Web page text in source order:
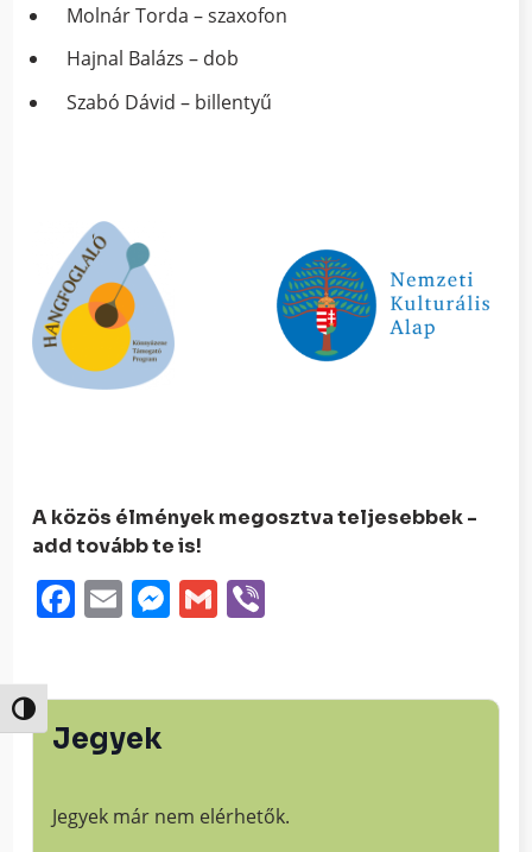
Nagy kontraszt váltása
Molnár Torda – szaxofon
Hajnal Balázs – dob
Szabó Dávid – billentyű
A közös élmények megosztva teljesebbek -
add tovább te is!
Facebook
EmailMessenger
Gmail
Jegyek
Jegyek már nem elérhetők.